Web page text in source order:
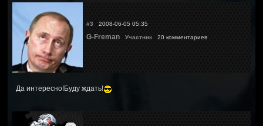
#3 2008-06-05 05:35
G-Freman Участник 20 комментариев
Да интересно!Буду ждать!